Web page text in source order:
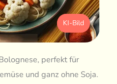
KI-Bild
perfekt für
und ganz ohne Soja.